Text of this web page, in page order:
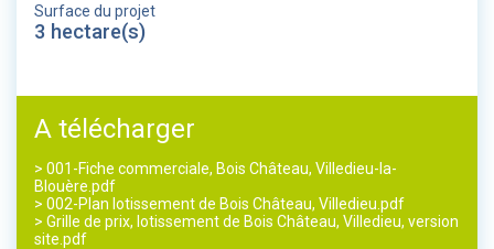
Surface du projet
3 hectare(s)
A télécharger
> 001-Fiche commerciale, Bois Château, Villedieu-la-
Blouère.pdf
> 002-Plan lotissement de Bois Château, Villedieu.pdf
> Grille de prix, lotissement de Bois Château, Villedieu, version
site.pdf